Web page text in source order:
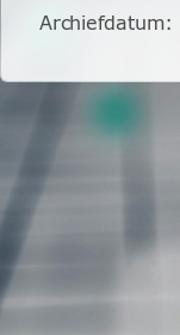
Archiefdatum: